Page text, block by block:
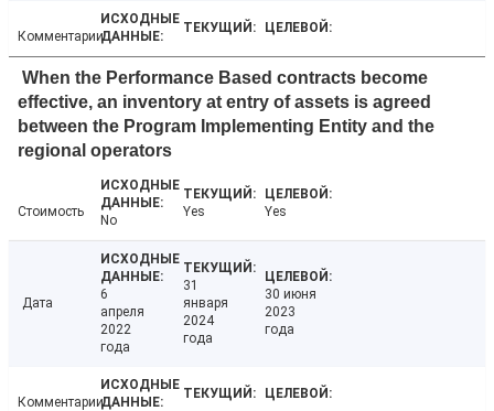
Комментарии
When the Performance Based contracts become
effective, an inventory at entry of assets is agreed
between the Program Implementing Entity and the
regional operators
Стоимость
No
Yes Yes
Дата
6
апреля
2022
года
31
января
2024
года
30 июня
2023
года
Комментарии